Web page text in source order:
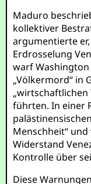
Maduro
kollektiver
argumentierte
Erdrosselung
warf
„Völkermord“ in
„wirtschaftlichen
führten. In einer
Menschheit“
Widerstand
Kontrolle über
Diese